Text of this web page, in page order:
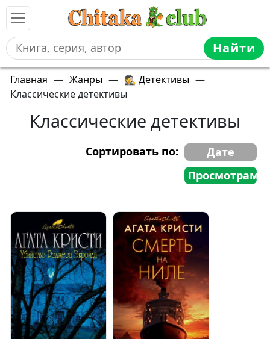
Найти
Главная — Жанры — 🕵️ Детективы —
Классические детективы
Классические детективы
Сортировать по:
Дате
Просмотрам